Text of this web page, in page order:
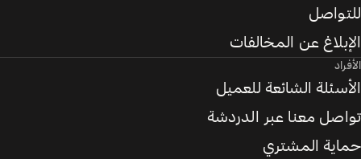
للتواصل
الإبلاغ عن المخالفات
الأفراد
الأسئلة الشائعة للعميل
تواصل معنا عبر الدردشة
حماية المشتري